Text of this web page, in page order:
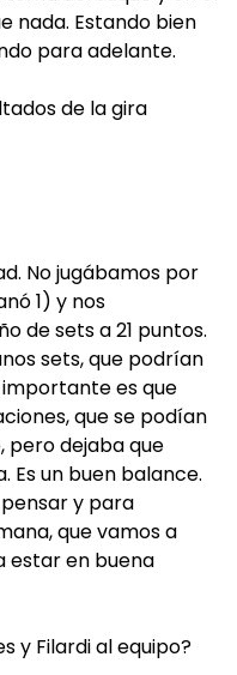
nada. Estando bien
para adelante.
de la gira
No jugábamos por
1) y nos
de sets a 21 puntos.
sets, que podrían
es que
que se podían
pero dejaba que
Es un buen balance.
y para
que vamos a
estar en buena
y Filardi al equipo?